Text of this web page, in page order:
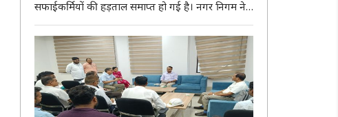
सफाईकर्मियों की हड़ताल समाप्त हो गई है। नगर निगम ने
सफाईकर्मियों की तीनों अहम मांगों को एकमत से मंजूरी दे
दी , जिससे सफाईकर्मियों की नाराजगी खत्म हो गई है।
सीता साहू ने आज मीडिया से बातचीत में कहा कि पटन..